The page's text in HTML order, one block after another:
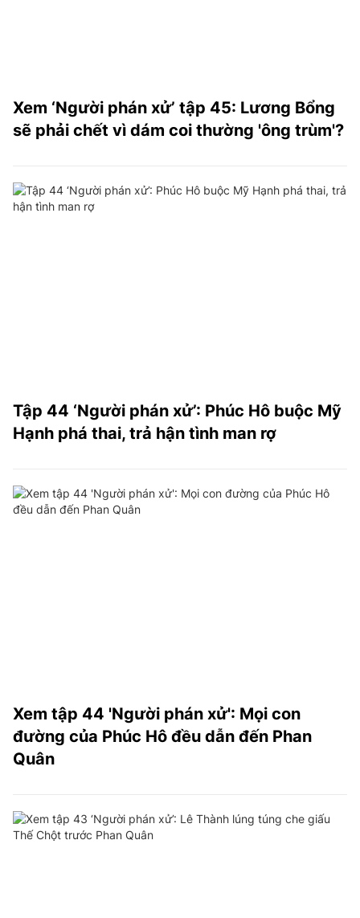
Xem ‘Người phán xử’ tập 45: Lương Bổng
sẽ phải chết vì dám coi thường 'ông trùm'?
Tập 44 ‘Người phán xử’: Phúc Hô buộc Mỹ
Hạnh phá thai, trả hận tình man rợ
Xem tập 44 'Người phán xử': Mọi con
đường của Phúc Hô đều dẫn đến Phan
Quân